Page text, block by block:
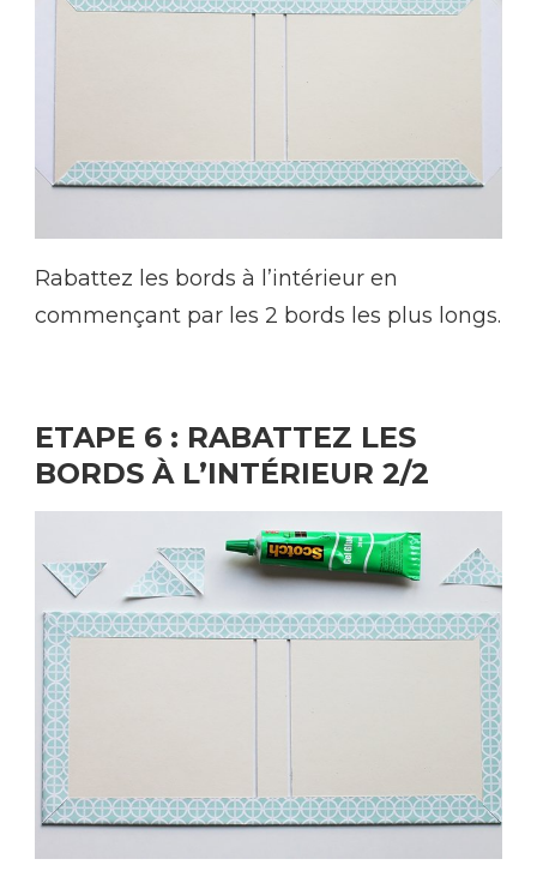
Rabattez les bords à l’intérieur en
commençant par les 2 bords les plus longs.
ETAPE 6 : RABATTEZ LES
BORDS À L’INTÉRIEUR 2/2